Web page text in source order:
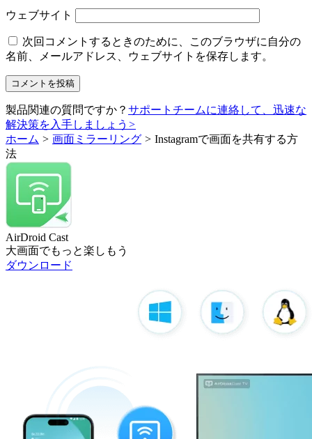
ウェブサイト
次回コメントするときのために、このブラウザに自分の
名前、メールアドレス、ウェブサイトを保存します。
製品関連の質問ですか？ サポートチームに連絡して、迅速な
解決策を入手しましょう >
ホーム > 画面ミラーリング > Instagramで画面を共有する方
法
AirDroid Cast
大画面でもっと楽しもう
ダウンロード